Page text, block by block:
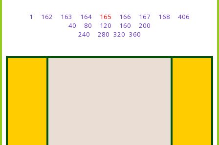
1 162 163 164 165 166 167 168
406
40
80 120 160
200
240
280 320 360